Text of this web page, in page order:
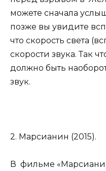
можете сначала
позже вы увидите
что скорость света
скорости звука. Так
должно быть
звук.
2. Марсианин (2015).
В фильме